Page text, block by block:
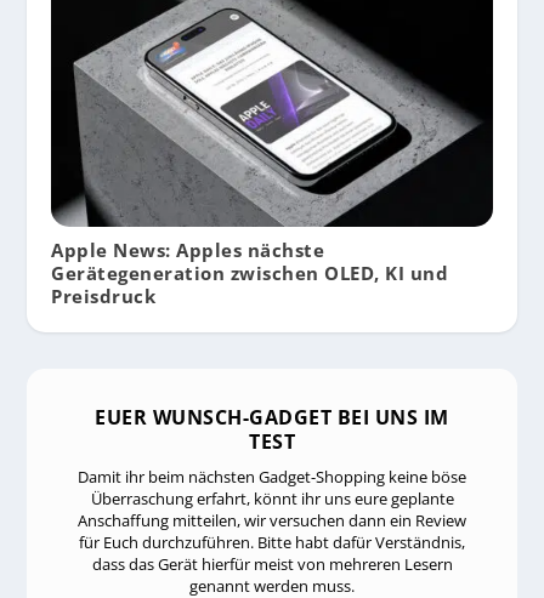
Apple News: Apples nächste
Gerätegeneration zwischen OLED, KI und
Preisdruck
EUER WUNSCH-GADGET BEI UNS IM
TEST
Damit ihr beim nächsten Gadget-Shopping keine böse
Überraschung erfahrt, könnt ihr uns eure geplante
Anschaffung mitteilen, wir versuchen dann ein Review
für Euch durchzuführen. Bitte habt dafür Verständnis,
dass das Gerät hierfür meist von mehreren Lesern
genannt werden muss.